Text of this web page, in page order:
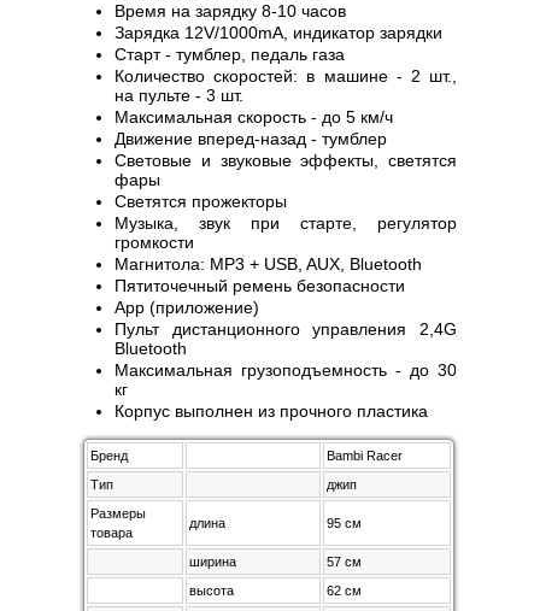
Время на зарядку 8-10 часов
Зарядка 12V/1000mA, индикатор зарядки
Старт - тумблер, педаль газа
Количество скоростей: в машине - 2 шт.,
на пульте - 3 шт.
Максимальная скорость - до 5 км/ч
Движение вперед-назад - тумблер
Световые и звуковые эффекты, светятся
фары
Светятся прожекторы
Музыка, звук при старте, регулятор
громкости
Магнитола: MP3 + USB, AUX, Bluetooth
Пятиточечный ремень безопасности
App (приложение)
Пульт дистанционного управления 2,4G
Bluetooth
Максимальная грузоподъемность - до 30
кг
Корпус выполнен из прочного пластика
Бренд
Bambi Racer
Тип
джип
Размеры
товара
длина 95 см
ширина
57 см
высота
62 см